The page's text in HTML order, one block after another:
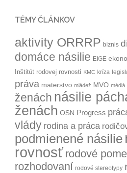
TÉMY ČLÁNKOV
aktivity ORRRP biznis
domáce násilie EIGE
Inštitút rodovej rovnosti KMC kríza
práva materstvo mládež MVO médiá
ženách násilie
ženách OSN Progress
vlády rodina a práca
podmienené násilie
rovnosť rodové
rozhodovaní rodové stereotypy